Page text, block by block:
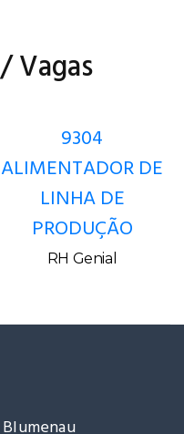
Vagas
9304
ALIMENTADOR DE
LINHA DE
PRODUÇÃO
RH Genial